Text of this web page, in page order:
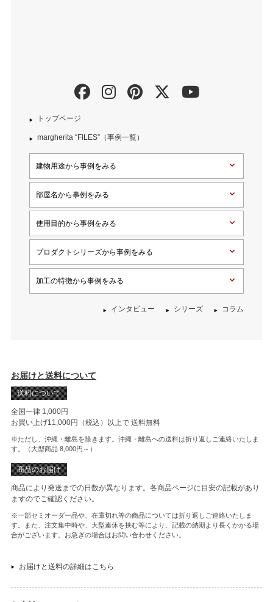
トップページ
margherita “FILES”（事例一覧）
建物用途から事例をみる
部屋名から事例をみる
使用目的から事例をみる
プロダクトシリーズから事例をみる
加工の特徴から事例をみる
インタビュー シリーズ コラム
お届けと送料について
送料について
全国一律 1,000円
お買い上げ11,000円（税込）以上で 送料無料
※ただし、沖縄・離島を除きます。沖縄・離島への送料は折り返しご連絡いたしま
す。（大型商品 8,000円～）
商品のお届け
商品により発送までの日数が異なります。各商品ページに目安の記載があり
ますのでご確認ください。
※一部セミオーダー品や、在庫切れ等の商品については折り返しご連絡いたしま
す。また、注文集中時や、大型連休を挟む等により、記載の納期より長くかかる場
合がございます。お急ぎの場合はお問い合わせください。
お届けと送料の詳細はこちら